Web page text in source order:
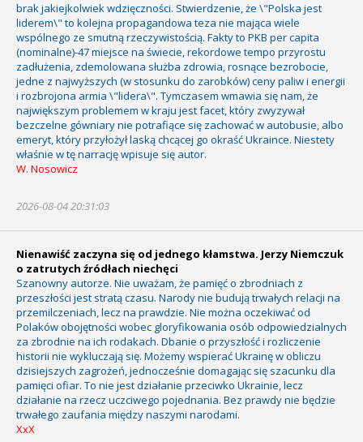
brak jakiejkolwiek wdzięczności. Stwierdzenie, że \"Polska jest
liderem\" to kolejna propagandowa teza nie mająca wiele
wspólnego ze smutną rzeczywistością. Fakty to PKB per capita
(nominalne)-47 miejsce na świecie, rekordowe tempo przyrostu
zadłużenia, zdemolowana służba zdrowia, rosnące bezrobocie,
jedne z najwyższych (w stosunku do zarobków) ceny paliw i energii
i rozbrojona armia \"lidera\". Tymczasem wmawia się nam, że
największym problemem w kraju jest facet, który zwyzywał
bezczelne gówniary nie potrafiące się zachować w autobusie, albo
emeryt, który przyłożył laską chcącej go okraść Ukraince. Niestety
właśnie w tę narrację wpisuje się autor.
W. Nosowicz
2026-08-04 20:31:03
Nienawiść zaczyna się od jednego kłamstwa. Jerzy Niemczuk
o zatrutych źródłach niechęci
Szanowny autorze. Nie uważam, że pamięć o zbrodniach z
przeszłości jest stratą czasu. Narody nie budują trwałych relacji na
przemilczeniach, lecz na prawdzie. Nie można oczekiwać od
Polaków obojętności wobec gloryfikowania osób odpowiedzialnych
za zbrodnie na ich rodakach. Dbanie o przyszłość i rozliczenie
historii nie wykluczają się. Możemy wspierać Ukrainę w obliczu
dzisiejszych zagrożeń, jednocześnie domagając się szacunku dla
pamięci ofiar. To nie jest działanie przeciwko Ukrainie, lecz
działanie na rzecz uczciwego pojednania. Bez prawdy nie będzie
trwałego zaufania między naszymi narodami.
XxX